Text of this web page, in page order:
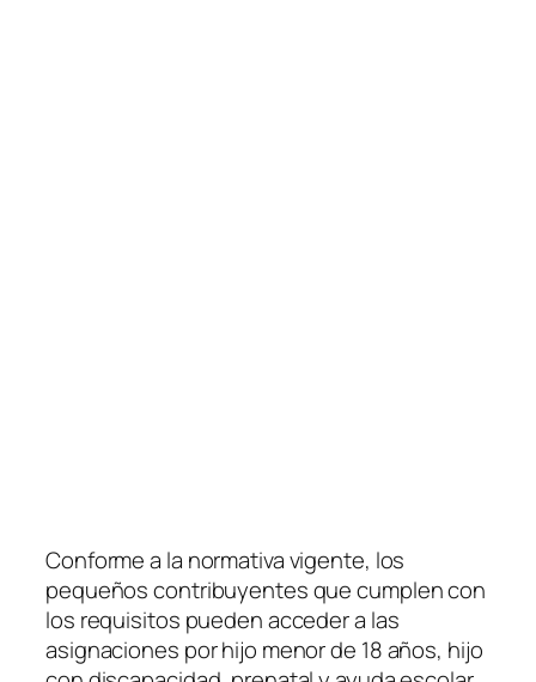
Conforme a la normativa vigente, los
pequeños contribuyentes que cumplen con
los requisitos pueden acceder a las
asignaciones por hijo menor de 18 años, hijo